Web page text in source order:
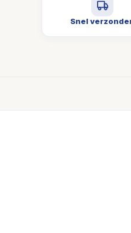
Snel